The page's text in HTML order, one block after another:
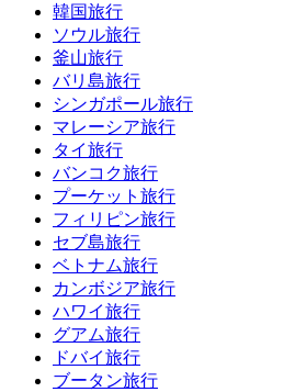
韓国旅行
ソウル旅行
釜山旅行
バリ島旅行
シンガポール旅行
マレーシア旅行
タイ旅行
バンコク旅行
プーケット旅行
フィリピン旅行
セブ島旅行
ベトナム旅行
カンボジア旅行
ハワイ旅行
グアム旅行
ドバイ旅行
ブータン旅行